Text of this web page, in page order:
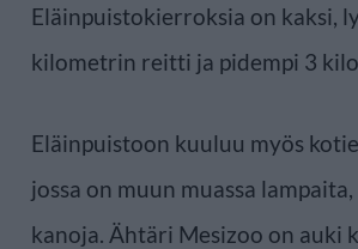
Eläinpuistokierroksia on kaksi,
kilometrin reitti ja pidempi 3
Eläinpuistoon kuuluu myös
jossa on muun muassa
kanoja. Ähtäri Mesizoo on auki